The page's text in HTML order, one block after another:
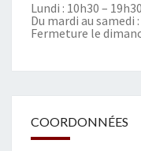
Lundi : 10h30 – 19h30
Du mardi au samedi
Fermeture le
COORDONNÉES